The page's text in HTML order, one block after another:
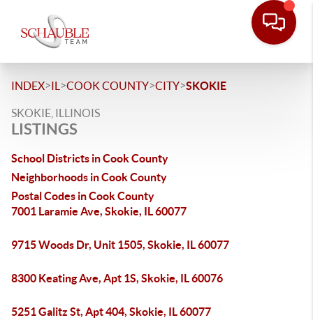
INDEX>IL >COOK COUNTY>CITY>SKOKIE
SKOKIE, ILLINOIS
LISTINGS
School Districts in Cook County
Neighborhoods in Cook County
Postal Codes in Cook County
7001 Laramie Ave, Skokie, IL 60077
9715 Woods Dr, Unit 1505, Skokie, IL 60077
8300 Keating Ave, Apt 1S, Skokie, IL 60076
5251 Galitz St, Apt 404, Skokie, IL 60077